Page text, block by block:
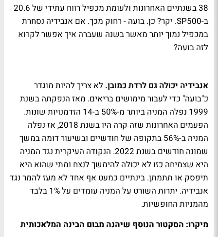
38 בשנתיים האחרונות ולעומת מכפיל רווח עתידי של 20.6
ב-SP500. יקר? כן. בועה - רחוק מכך. אם אנבידיה נסחרת
במכפיל נמוך יותר מאשר בשנה שעברה איך אפשר לקרוא
לזה בועה?
אנבידיה יכולה גם לרדת כמובן. לא צריך להיות מוגדר
כ"בועה" כדי לעבור מימושים בריאים. מאז הנפקתה בשנת
1999 נפלה המניה ביותר מ-50% ב-14 הזדמנויות שונות.
הפעמים האחרונות שזה קרה היו בשנת 2018, אז נפלה
המניה ב-56% בתקופה של חודשיים ובשיעור דומה במשך
שמונה חודשים בשנת 2022. הנקודה העיקרית נגד המניה
היא שצמיחה כזו לא יכולה להימשך לנצח ומתי שהוא היא
תיפסק או תתמתן. בינתיים כמעט אף אחד לא מעז להמר נגד
אנבידיה. יתרות השורט על המניה עומדים על 1% בלבד
מהמניות החופשיות.
מיקרו: הסקטור הנוסף שיהנה מבום הבינה המלאכותית